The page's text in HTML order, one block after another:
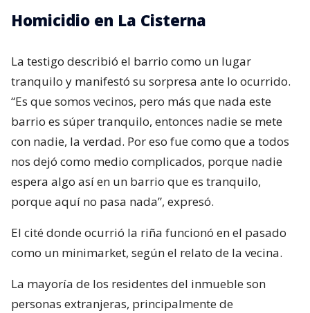
Homicidio en La Cisterna
La testigo describió el barrio como un lugar
tranquilo y manifestó su sorpresa ante lo ocurrido.
“Es que somos vecinos, pero más que nada este
barrio es súper tranquilo, entonces nadie se mete
con nadie, la verdad. Por eso fue como que a todos
nos dejó como medio complicados, porque nadie
espera algo así en un barrio que es tranquilo,
porque aquí no pasa nada”, expresó.
El cité donde ocurrió la riña funcionó en el pasado
como un minimarket, según el relato de la vecina.
La mayoría de los residentes del inmueble son
personas extranjeras, principalmente de